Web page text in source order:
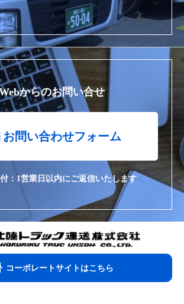
からのお問い合せ
お問い合わせフォーム
：1営業日以内にご返信いたします
コーポレートサイトはこちら​